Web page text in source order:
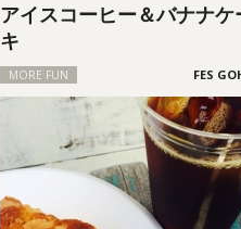
アイスコーヒー＆バナナケ
キ
MORE FUN